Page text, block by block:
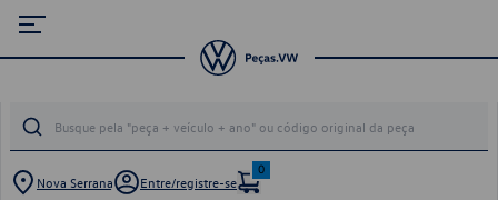
Nova Serrana Entre/registre-se
0